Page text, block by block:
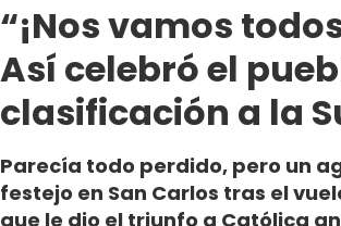
“¡Nos vamos
Así celebró el
clasificación a la
Parecía todo perdido, pero un
festejo en San Carlos tras el
que le dio el triunfo a Católica